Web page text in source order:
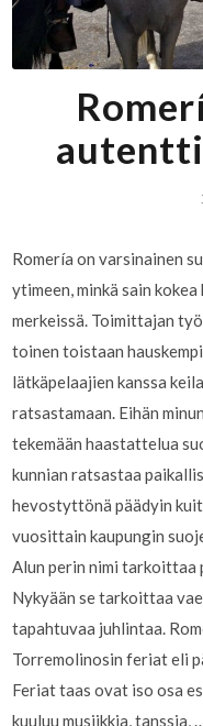
Romería on varsinainen
ytimeen, minkä sain
merkeissä. Toimittajan
toinen toistaan
lätkäpelaajien kanssa
ratsastamaan. Eihän
tekemään haastattelua
kunnian ratsastaa
hevostyttönä päädyin
vuosittain kaupungin
Alun perin nimi tarkoittaa
Nykyään se tarkoittaa
tapahtuvaa juhlintaa.
Torremolinosin feriat eli
Feriat taas ovat iso osa
kuuluu musiikkia, tanssia, …